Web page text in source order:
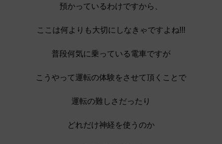
預かっているわけですから、
ここは何よりも大切にしなきゃですよね!!!
普段何気に乗っている電車ですが
こうやって運転の体験をさせて頂くことで
運転の難しさだったり
どれだけ神経を使うのか